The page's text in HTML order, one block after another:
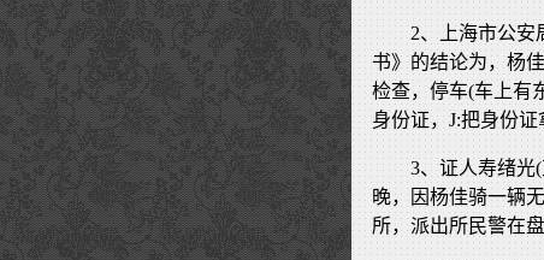
2、上海市公安
书》的结论为，杨
检查，停车(车上有
身份证，J:把身份
3、证人寿绪光
晚，因杨佳骑一辆
所，派出所民警在